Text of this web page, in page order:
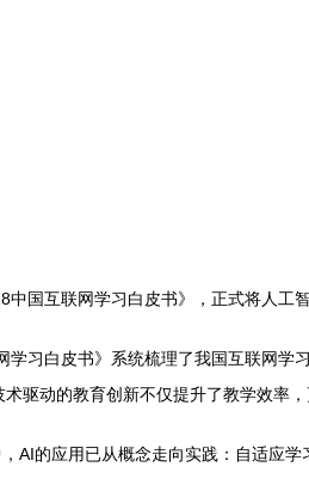
中国互联网学习白皮书》，正式将人工
学习白皮书》系统梳理了我国互联网
驱动的教育创新不仅提升了教学效率
AI的应用已从概念走向实践：自适应